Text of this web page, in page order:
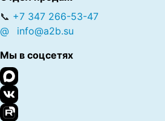
📞 +7 347 266-53-47
@
info@a2b.su
Мы в соцсетях